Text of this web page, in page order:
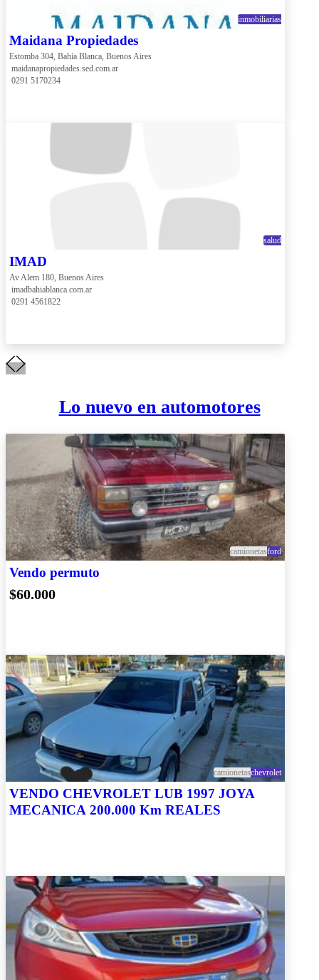
inmobiliarias
Maidana Propiedades
Estomba 304, Bahía Blanca, Buenos Aires
maidanapropiedades.sed.com.ar
0291 5170234
salud
IMAD
Av Alem 180, Buenos Aires
imadbahiablanca.com.ar
0291 4561822
Lo nuevo en automotores
camionetasford
Vendo permuto
$60.000
camionetaschevrolet
VENDO CHEVROLET LUB 1997 JOYA
MECANICA 200.000 Km REALES